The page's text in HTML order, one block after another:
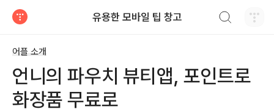
유용한 모바일 팁 창고
어플 소개
언니의 파우치 뷰티앱, 포인트로
화장품 무료로